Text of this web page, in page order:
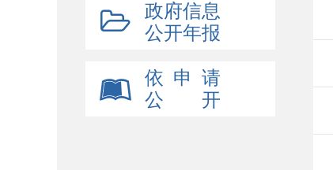
政府信息
公开年报
依 申 请
公 开